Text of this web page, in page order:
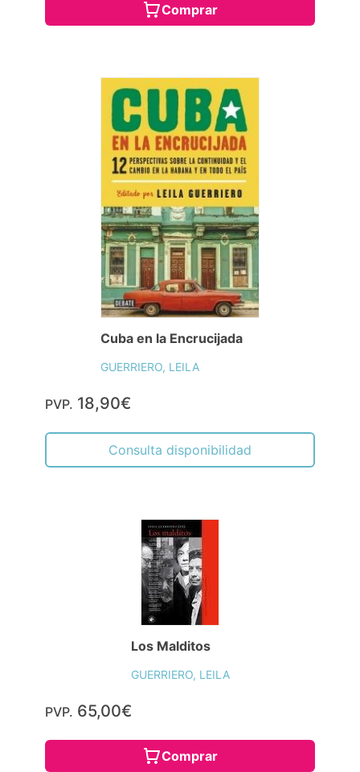
Comprar
Cuba en la Encrucijada
GUERRIERO, LEILA
PVP. 18,90€
Consulta disponibilidad
Los Malditos
GUERRIERO, LEILA
PVP. 65,00€
Comprar